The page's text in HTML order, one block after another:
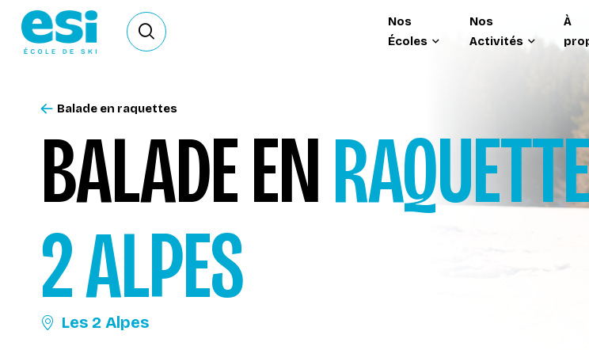
Ouvrir le formulaire de recherche
Nos
Écoles
Nos
Activités
À
BALADE EN
2 ALPES
Les 2 Alpes
Balade en raquettes